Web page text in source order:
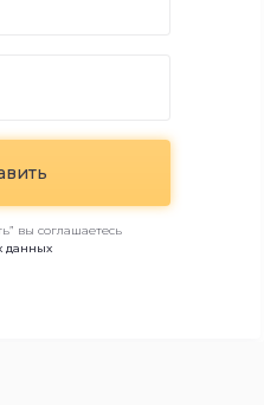
вы соглашаетесь
данных